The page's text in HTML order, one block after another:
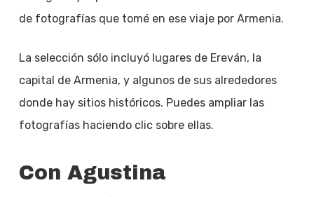
de fotografías que tomé en ese viaje por Armenia.
La selección sólo incluyó lugares de Ereván, la
capital de Armenia, y algunos de sus alrededores
donde hay sitios históricos. Puedes ampliar las
fotografías haciendo clic sobre ellas.
Con Agustina